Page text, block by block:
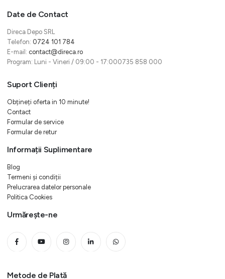
Date de Contact
Direca Depo SRL
Telefon: 0724 101 784
E-mail: contact@direca.ro
Program: Luni - Vineri / 09:00 - 17:000735 858 000
Suport Clienți
Obțineți oferta in 10 minute!
Contact
Formular de service
Formular de retur
Informații Suplimentare
Blog
Termeni și condiții
Prelucrarea datelor personale
Politica Cookies
Urmărește-ne
Metode de Plată